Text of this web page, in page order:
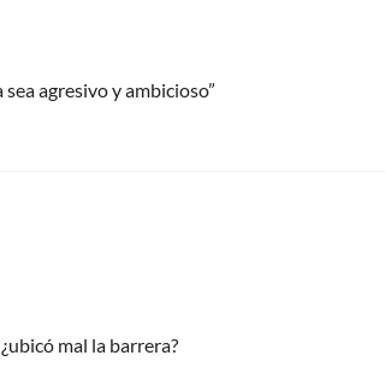
agresivo y ambicioso”
mal la barrera?